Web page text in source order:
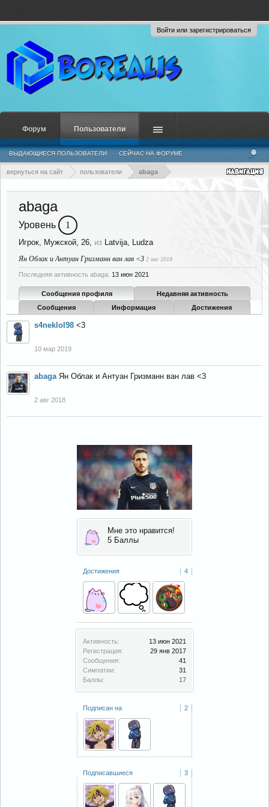
Войти или зарегистрироваться
вернуться на сайт пользователи abaga
Мне это нравится!
5 Баллы
Достижения 4
Активность:
13 июн 2021
Регистрация:
29 янв 2017
Сообщения:
41
Симпатии:
31
Баллы:
17
Подписан на 2
Подписавшиеся 3
abaga
Уровень 1
Игрок, Мужской, 26, из Latvija, Ludza
Ян Облак и Антуан Гризманн ван лав <3 2 авг 2018
Последняя активность abaga: 13 июн 2021
Сообщения профиля
Недавняя активность
Сообщения
Информация Достижения
s4neklol98 <3
10 мар 2019
abaga Ян Облак и Антуан Гризманн ван лав <3
2 авг 2018
Форум Пользователи
ВЫДАЮЩИЕСЯ ПОЛЬЗОВАТЕЛИ СЕЙЧАС НА ФОРУМЕ
НЕДАВНЯЯ АКТИВНОСТЬ НОВЫЕ СООБЩЕНИЯ ПРОФИЛЯ